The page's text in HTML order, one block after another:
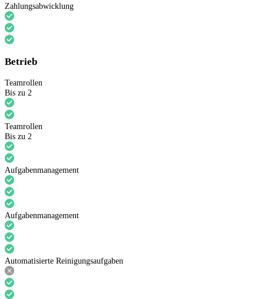
Zahlungsabwicklung
Betrieb
Teamrollen
Bis zu 2
Teamrollen
Bis zu 2
Aufgabenmanagement
Aufgabenmanagement
Automatisierte Reinigungsaufgaben